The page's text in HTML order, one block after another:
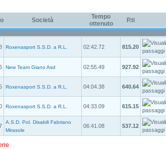
Società
Tempo
ottenuto
P.ti
Roxenasport S.S.D. a R.L. 02:42.72 815.20
New Team Giano Asd 02:55.49 927.92
Roxenasport S.S.D. a R.L. 04:04.38 640.64
Roxenasport S.S.D. a R.L. 04:33.09 615.15
A.S.D. Pol. Disabili Fabriano
Mirasole
06:41.08 537.12